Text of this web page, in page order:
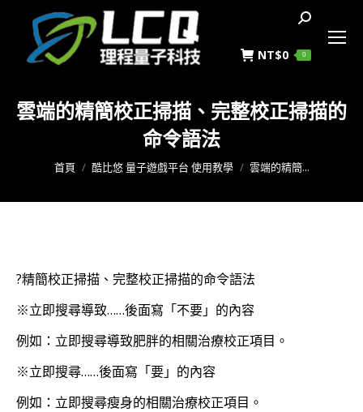
搜
NT$0 0
雲端的精簡校正掃描、完整校正掃描的
命令語法
您在這裡：
首頁 酷比悠 量子遊戲平台 使用教學 雲端的精簡...
?精簡校正掃描、完整校正掃描的命令語法
※立即搜尋導致……後面寫「不要」的內容
例如：立即搜尋導致肥胖的相關治療校正項目。
※立即搜尋……後面寫「要」的內容
例如：立即搜尋瘦身的相關治療校正項目。